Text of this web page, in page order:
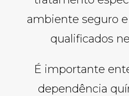
ambiente seguro
qualificados
É importante
dependência